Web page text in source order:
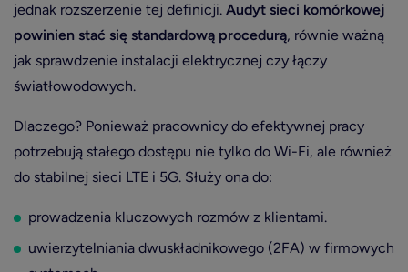
jednak rozszerzenie tej definicji. Audyt sieci komórkowej
powinien stać się standardową procedurą, równie ważną
jak sprawdzenie instalacji elektrycznej czy łączy
światłowodowych.
Dlaczego? Ponieważ pracownicy do efektywnej pracy
potrzebują stałego dostępu nie tylko do Wi-Fi, ale również
do stabilnej sieci LTE i 5G. Służy ona do:
prowadzenia kluczowych rozmów z klientami.
uwierzytelniania dwuskładnikowego (2FA) w firmowych